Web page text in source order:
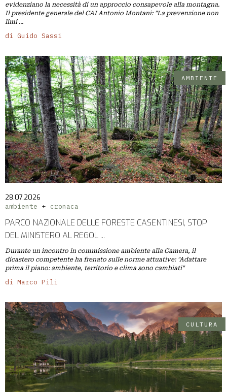
evidenziano la necessità di un approccio consapevole alla montagna.
Il presidente generale del CAI Antonio Montani: "La prevenzione non
limi ...
di Guido Sassi
AMBIENTE
28.07.2026
ambiente
cronaca
PARCO NAZIONALE DELLE FORESTE CASENTINESI, STOP
DEL MINISTERO AL REGOL ...
Durante un incontro in commissione ambiente alla Camera, il
dicastero competente ha frenato sulle norme attuative: "Adattare
prima il piano: ambiente, territorio e clima sono cambiati"
di Marco Pili
CULTURA